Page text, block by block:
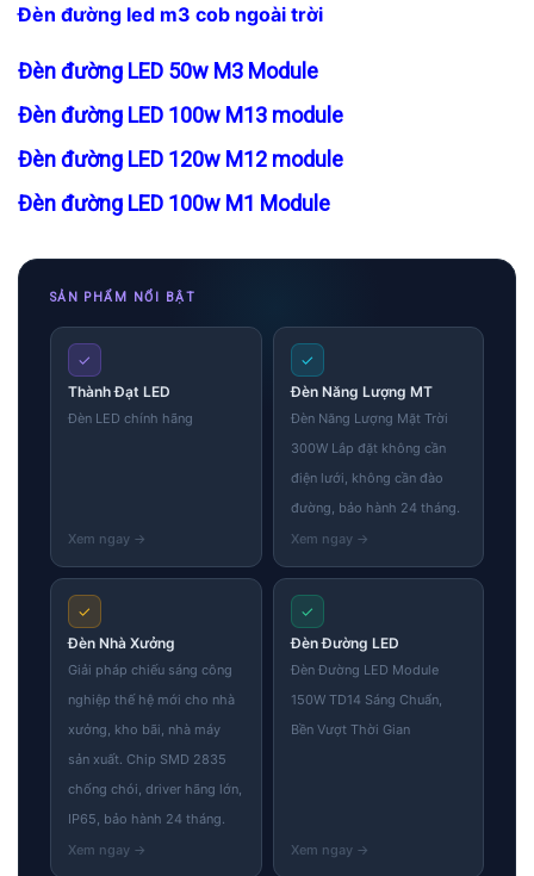
Đèn đường led m3 cob ngoài trời
Đèn đường LED 50w M3 Module
Đèn đường LED 100w M13 module
Đèn đường LED 120w M12 module
Đèn đường LED 100w M1 Module
SẢN PHẨM NỔI BẬT
✓
Thành Đạt LED
Đèn LED chính hãng
✓
Đèn Năng Lượng MT
Đèn Năng Lượng Mặt Trời
300W Lắp đặt không cần
điện lưới, không cần đào
đường, bảo hành 24 tháng.
✓
Đèn Nhà Xưởng
Giải pháp chiếu sáng công
nghiệp thế hệ mới cho nhà
xưởng, kho bãi, nhà máy
sản xuất. Chip SMD 2835
chống chói, driver hãng lớn,
IP65, bảo hành 24 tháng.
✓
Đèn Đường LED
Đèn Đường LED Module
150W TD14 Sáng Chuẩn,
Bền Vượt Thời Gian